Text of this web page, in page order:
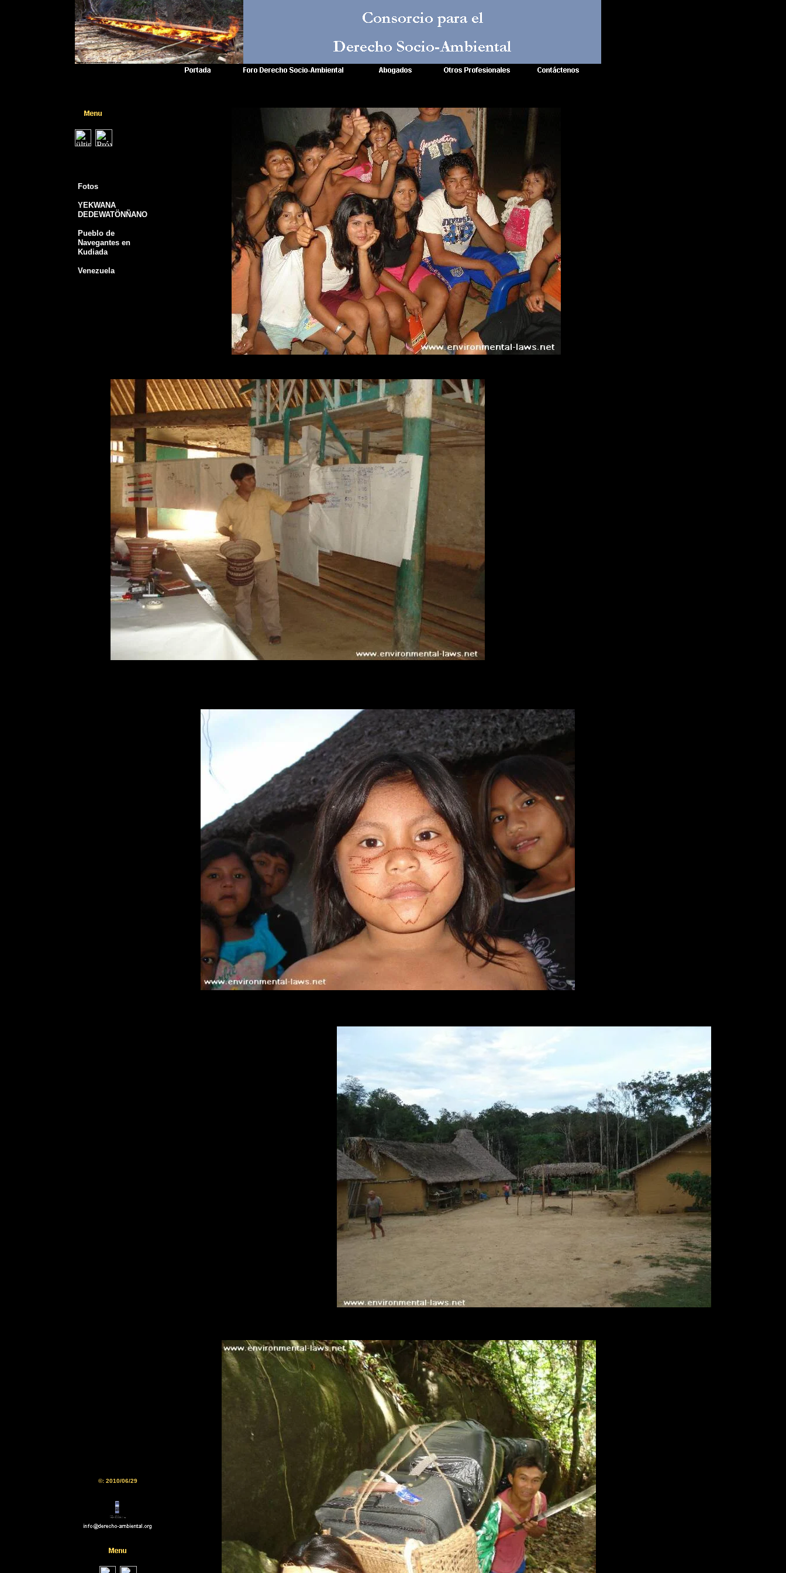
Consorcio para el
Derecho Socio-Ambiental
Fotos
YEKWANA
DEDEWATÖNÑANO
Pueblo de
Navegantes en
Kudiada
Venezuela
©: 2010/06/29